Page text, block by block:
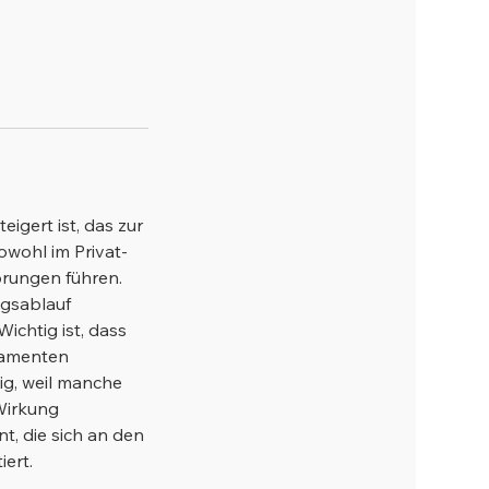
ist, das zur
im Privat-
führen.
ist, dass
weil manche
die sich an den